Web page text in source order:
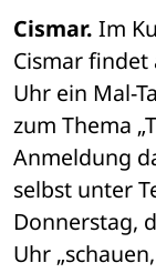
Cismar. Im
Cismar findet
Uhr ein Mal-
zum Thema
Anmeldung
selbst unter
Donnerstag,
Uhr